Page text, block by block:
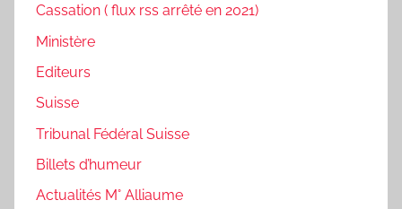
Cassation ( flux rss arrêté en 2021)
Ministère
Editeurs
Suisse
Tribunal Fédéral Suisse
Billets d’humeur
Actualités M° Alliaume